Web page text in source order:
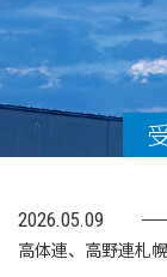
2026.05.09
高体連、高野連札